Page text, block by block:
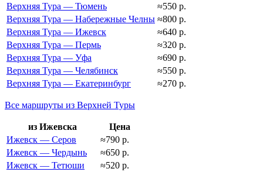
Верхняя Тура — Тюмень
≈550 р.
Верхняя Тура — Набережные Челны ≈800 р.
Верхняя Тура — Ижевск
≈640 р.
Верхняя Тура — Пермь
≈320 р.
Верхняя Тура — Уфа
≈690 р.
Верхняя Тура — Челябинск
≈550 р.
Верхняя Тура — Екатеринбург
≈270 р.
Все маршруты из Верхней Туры
из Ижевска
Цена
Ижевск — Серов
≈790 р.
Ижевск — Чердынь
≈650 р.
Ижевск — Тетюши
≈520 р.